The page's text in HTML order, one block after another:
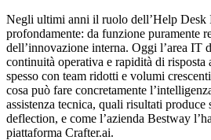
Negli ultimi anni il ruolo dell’Help Desk
profondamente: da funzione puramente
dell’innovazione interna. Oggi l’area IT
continuità operativa e rapidità di risposta
spesso con team ridotti e volumi
cosa può fare concretamente
assistenza tecnica, quali risultati
deflection, e come l’azienda Bestway
piattaforma Crafter.ai.